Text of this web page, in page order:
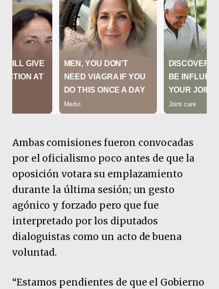
Ambas comisiones fueron convocadas
por el oficialismo poco antes de que la
oposición votara su emplazamiento
durante la última sesión; un gesto
agónico y forzado pero que fue
interpretado por los diputados
dialoguistas como un acto de buena
voluntad.
“Estamos pendientes de que el Gobierno